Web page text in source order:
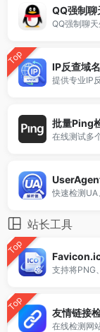
QQ强制聊
Top IP反查域
批量Ping
站长工具
Top
Top 友情链接